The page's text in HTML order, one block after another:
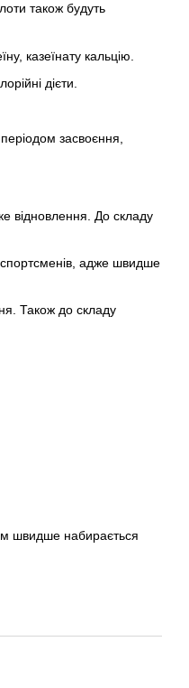
також будуть
казеїнату кальцію.
дієти.
засвоєння,
відновлення. До складу
спортсменів, адже швидше
Також до складу
швидше набирається